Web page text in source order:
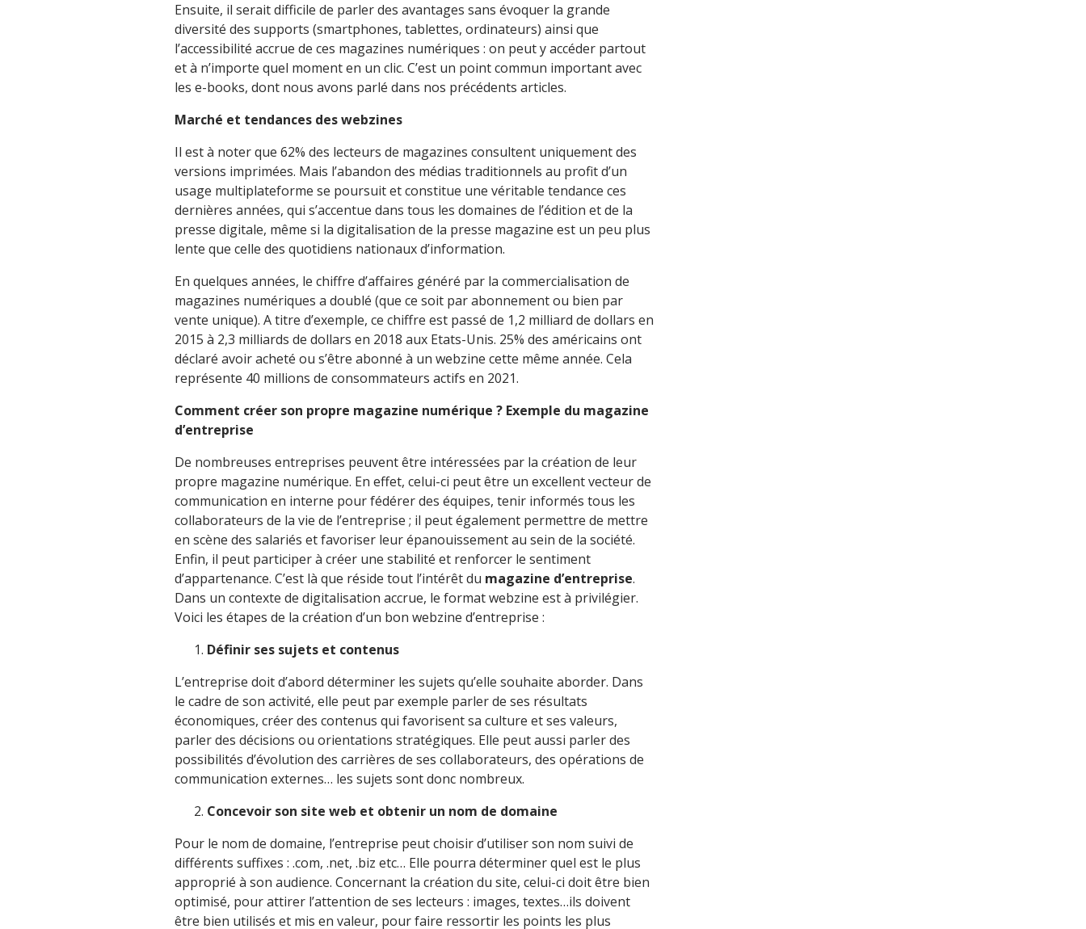
Ensuite, il serait difficile de parler des avantages sans évoquer la grande
diversité des supports (smartphones, tablettes, ordinateurs) ainsi que
l’accessibilité accrue de ces magazines numériques : on peut y accéder partout
et à n’importe quel moment en un clic. C’est un point commun important avec
les e-books, dont nous avons parlé dans nos précédents articles.
Marché et tendances des webzines
Il est à noter que 62% des lecteurs de magazines consultent uniquement des
versions imprimées. Mais l’abandon des médias traditionnels au profit d’un
usage multiplateforme se poursuit et constitue une véritable tendance ces
dernières années, qui s’accentue dans tous les domaines de l’édition et de la
presse digitale, même si la digitalisation de la presse magazine est un peu plus
lente que celle des quotidiens nationaux d’information.
En quelques années, le chiffre d’affaires généré par la commercialisation de
magazines numériques a doublé (que ce soit par abonnement ou bien par
vente unique). A titre d’exemple, ce chiffre est passé de 1,2 milliard de dollars en
2015 à 2,3 milliards de dollars en 2018 aux Etats-Unis. 25% des américains ont
déclaré avoir acheté ou s’être abonné à un webzine cette même année. Cela
représente 40 millions de consommateurs actifs en 2021.
Comment créer son propre magazine numérique ? Exemple du magazine
d’entreprise
De nombreuses entreprises peuvent être intéressées par la création de leur
propre magazine numérique. En effet, celui-ci peut être un excellent vecteur de
communication en interne pour fédérer des équipes, tenir informés tous les
collaborateurs de la vie de l’entreprise ; il peut également permettre de mettre
en scène des salariés et favoriser leur épanouissement au sein de la société.
Enfin, il peut participer à créer une stabilité et renforcer le sentiment
d’appartenance. C’est là que réside tout l’intérêt du magazine d’entreprise.
Dans un contexte de digitalisation accrue, le format webzine est à privilégier.
Voici les étapes de la création d’un bon webzine d’entreprise :
Définir ses sujets et contenus
L’entreprise doit d’abord déterminer les sujets qu’elle souhaite aborder. Dans
le cadre de son activité, elle peut par exemple parler de ses résultats
économiques, créer des contenus qui favorisent sa culture et ses valeurs,
parler des décisions ou orientations stratégiques. Elle peut aussi parler des
possibilités d’évolution des carrières de ses collaborateurs, des opérations de
communication externes… les sujets sont donc nombreux.
Concevoir son site web et obtenir un nom de domaine
Pour le nom de domaine, l’entreprise peut choisir d’utiliser son nom suivi de
différents suffixes : .com, .net, .biz etc… Elle pourra déterminer quel est le plus
approprié à son audience. Concernant la création du site, celui-ci doit être bien
optimisé, pour attirer l’attention de ses lecteurs : images, textes…ils doivent
être bien utilisés et mis en valeur, pour faire ressortir les points les plus